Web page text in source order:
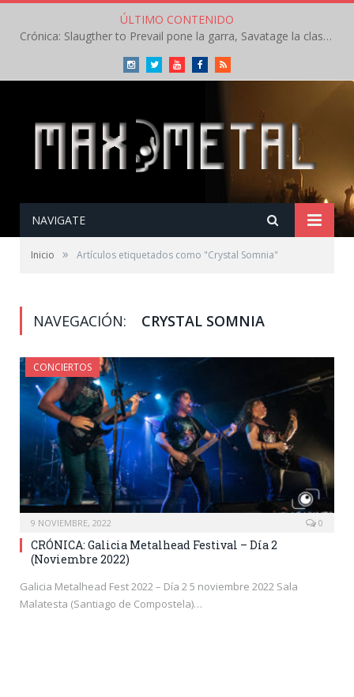
ÚLTIMO CONTENIDO
Crónica: Slaugther to Prevail pone la garra, Savatage la clase en la apertura del Leyendas del Rock – Miércoles – Agosto 2026
InstagramTwitterYoutubeFacebookRSS
NAVIGATE
Inicio » Artículos etiquetados como "Crystal Somnia"
NAVEGACIÓN: CRYSTAL SOMNIA
CONCIERTOS
9 NOVIEMBRE, 2022 0
CRÓNICA: Galicia Metalhead Festival – Día 2
(Noviembre 2022)
Galicia Metalhead Fest 2022 – Día 2 5 noviembre 2022 Sala
Malatesta (Santiago de Compostela)…